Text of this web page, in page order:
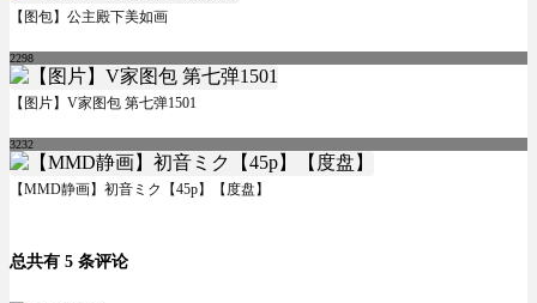
【图包】公主殿下美如画
2298
【图片】V家图包 第七弹1501
3232
【MMD静画】初音ミク【45p】【度盘】
总共有 5 条评论